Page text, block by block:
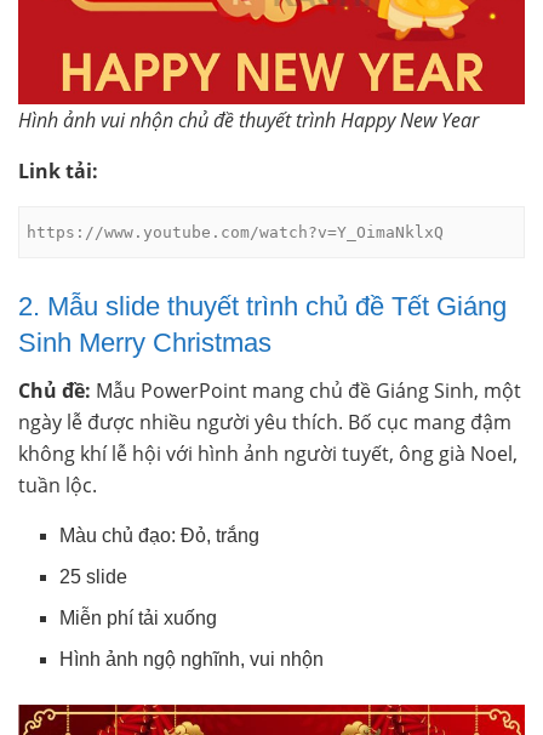
Hình ảnh vui nhộn chủ đề thuyết trình Happy New Year
Link tải:
https://www.youtube.com/watch?v=Y_OimaNklxQ
2. Mẫu slide thuyết trình chủ đề Tết Giáng
Sinh Merry Christmas
Chủ đề: Mẫu PowerPoint mang chủ đề Giáng Sinh, một
ngày lễ được nhiều người yêu thích. Bố cục mang đậm
không khí lễ hội với hình ảnh người tuyết, ông già Noel,
tuần lộc.
Màu chủ đạo: Đỏ, trắng
25 slide
Miễn phí tải xuống
Hình ảnh ngộ nghĩnh, vui nhộn